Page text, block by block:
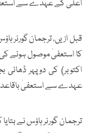
اعلیٰ کے عہدے سے
قبل ازیں، ترجمان گورنر
اکتوبر) کی دوپہر ڈھائی
عہدے سے استعفیٰ باقاعدہ
ترجمان گورنر ہاؤس نے